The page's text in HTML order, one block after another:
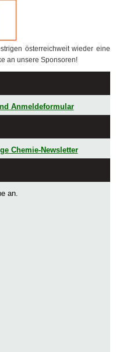
österreichweit wieder eine
an unsere Sponsoren!
Anmeldeformular
Chemie-Newsletter
an.